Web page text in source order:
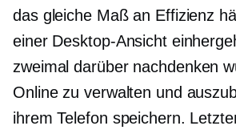
das gleiche Maß an Effizienz
einer Desktop-Ansicht
zweimal darüber nachdenken
Online zu verwalten und
ihrem Telefon speichern.